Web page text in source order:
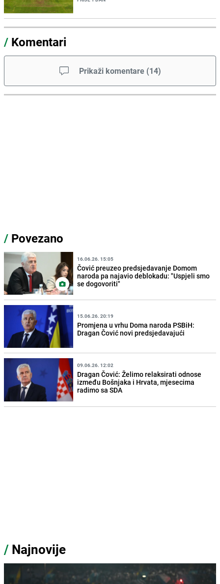
/ Komentari
Prikaži komentare (14)
/ Povezano
16.06.26. 15:05
Čović preuzeo predsjedavanje Domom
naroda pa najavio deblokadu: "Uspjeli smo
se dogovoriti"
15.06.26. 20:19
Promjena u vrhu Doma naroda PSBiH:
Dragan Čović novi predsjedavajući
09.06.26. 12:02
Dragan Čović: Želimo relaksirati odnose
između Bošnjaka i Hrvata, mjesecima
radimo sa SDA
/ Najnovije